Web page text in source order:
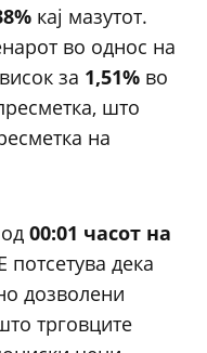
кај мазутот.
во однос на
за 1,51% во
што
на
00:01 часот на
потсетува дека
дозволени
трговците